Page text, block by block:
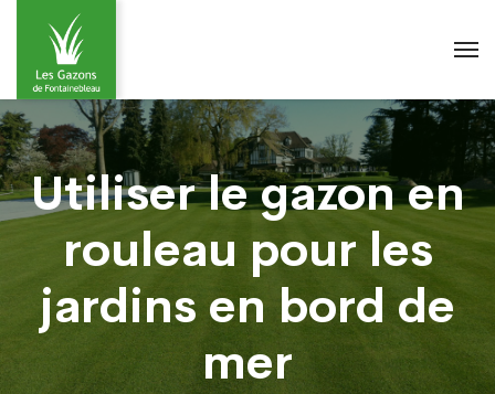
Utiliser le gazon en
rouleau pour les
jardins en bord de
mer